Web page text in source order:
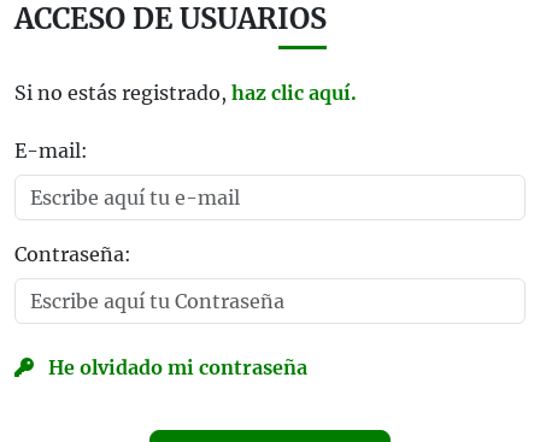
ACCESO DE USUARIOS
Si no estás registrado, haz clic aquí.
E-mail:
Contraseña:
He olvidado mi contraseña